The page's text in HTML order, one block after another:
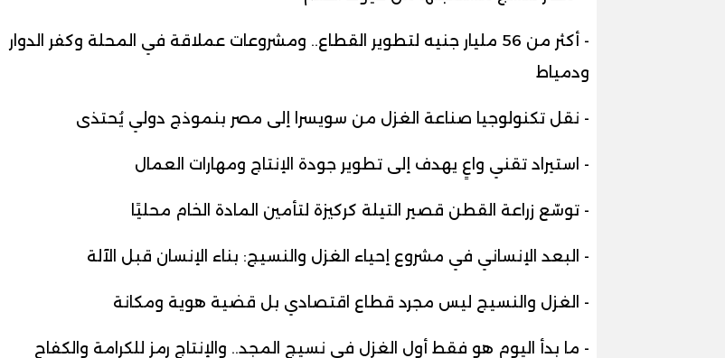
- أكثر من 56 مليار جنيه لتطوير القطاع.. ومشروعات عملاقة في المحلة وكفر الدوار
ودمياط
- نقل تكنولوجيا صناعة الغزل من سويسرا إلى مصر بنموذج دولي يُحتذى
- استيراد تقني واعٍ يهدف إلى تطوير جودة الإنتاج ومهارات العمال
- توسّع زراعة القطن قصير التيلة كركيزة لتأمين المادة الخام محليًا
- البعد الإنساني في مشروع إحياء الغزل والنسيج: بناء الإنسان قبل الآلة
- الغزل والنسيج ليس مجرد قطاع اقتصادي بل قضية هوية ومكانة
- ما بدأ اليوم هو فقط أول الغزل في نسيج المجد.. والإنتاج رمز للكرامة والكفاح